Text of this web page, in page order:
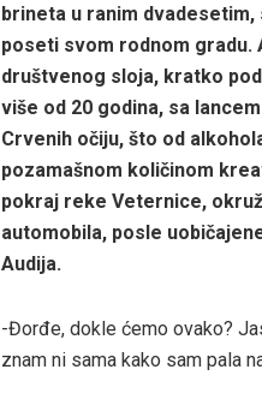
brineta u ranim
poseti svom rodnom gradu.
društvenog sloja, kratko
više od 20 godina, sa
Crvenih očiju, što od
pozamašnom količinom
pokraj reke Veternice,
automobila, posle
Audija.
-Đorđe, dokle ćemo ovako?
znam ni sama kako sam pala